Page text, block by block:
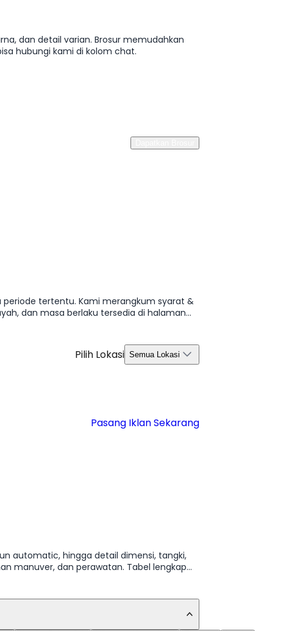
dan detail varian. Brosur memudahkan
hubungi kami di kolom chat.
periode tertentu. Kami merangkum syarat &
dan masa berlaku tersedia di halaman
Pilih Lokasi Semua Lokasi
Pasang Iklan Sekarang
automatic, hingga detail dimensi, tangki,
manuver, dan perawatan. Tabel lengkap